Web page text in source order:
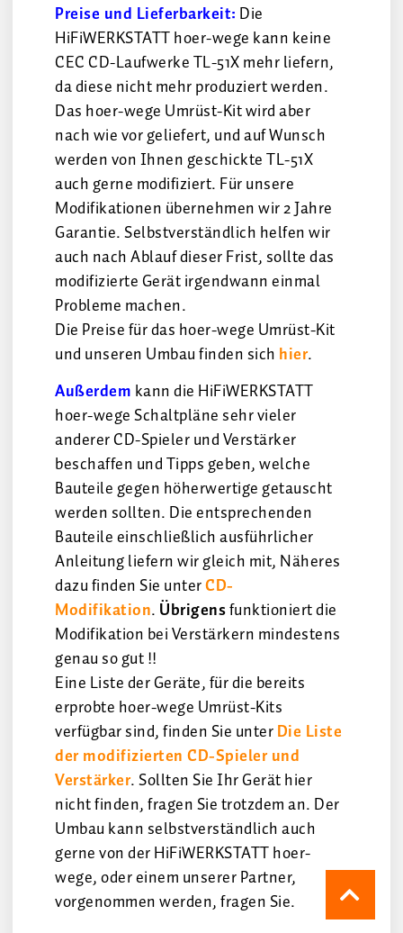
Preise und Lieferbarkeit: Die
HiFiWERKSTATT hoer-wege kann keine
CEC CD-Laufwerke TL-51X mehr liefern,
da diese nicht mehr produziert werden.
Das hoer-wege Umrüst-Kit wird aber
nach wie vor geliefert, und auf Wunsch
werden von Ihnen geschickte TL-51X
auch gerne modifiziert. Für unsere
Modifikationen übernehmen wir 2 Jahre
Garantie. Selbstverständlich helfen wir
auch nach Ablauf dieser Frist, sollte das
modifizierte Gerät irgendwann einmal
Probleme machen.
Die Preise für das hoer-wege Umrüst-Kit
und unseren Umbau finden sich hier.
Außerdem kann die HiFiWERKSTATT
hoer-wege Schaltpläne sehr vieler
anderer CD-Spieler und Verstärker
beschaffen und Tipps geben, welche
Bauteile gegen höherwertige getauscht
werden sollten. Die entsprechenden
Bauteile einschließlich ausführlicher
Anleitung liefern wir gleich mit, Näheres
dazu finden Sie unterCD-
Modifikation. Übrigensfunktioniert die
Modifikation bei Verstärkern mindestens
genau so gut !!
Eine Liste der Geräte, für die bereits
erprobte hoer-wege Umrüst-Kits
verfügbar sind, finden Sie unterDie Liste
der modifizierten CD-Spieler und
Verstärker. Sollten Sie Ihr Gerät hier
nicht finden, fragen Sie trotzdem an. Der
Umbau kann selbstverständlich auch
gerne von der HiFiWERKSTATT hoer-
wege, oder einem unserer Partner,
vorgenommen werden, fragen Sie.